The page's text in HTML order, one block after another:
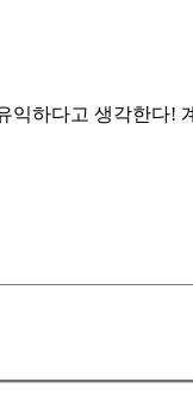
익하다고 생각한다!